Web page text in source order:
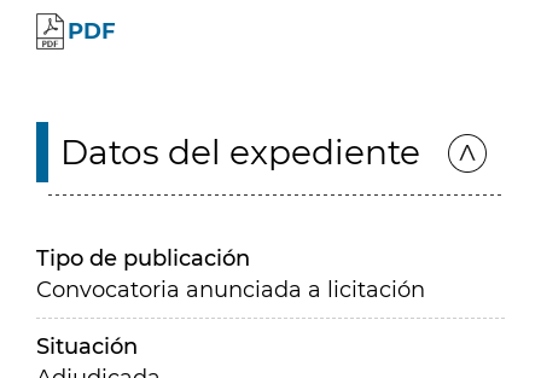
PDF
Datos del expediente
Tipo de publicación
Convocatoria anunciada a licitación
Situación